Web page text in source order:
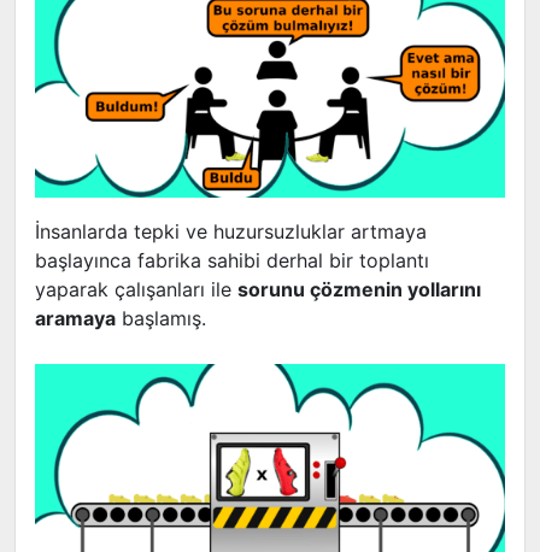
İnsanlarda tepki ve huzursuzluklar artmaya
başlayınca fabrika sahibi derhal bir toplantı
yaparak çalışanları ile sorunu çözmenin yollarını
aramaya başlamış.